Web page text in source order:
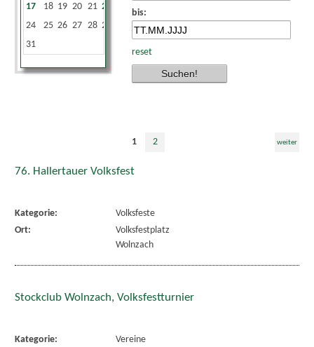
17
18 19 20 21 22
24
25 26 27 28 29
31
bis:
reset
1 2 weiter
76. Hallertauer Volksfest
Kategorie:
Volksfeste
Ort:
Volksfestplatz
Wolnzach
Stockclub Wolnzach, Volksfestturnier
Kategorie:
Vereine